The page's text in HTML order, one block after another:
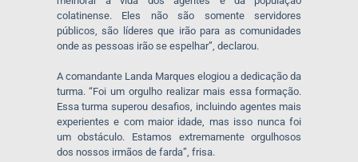
colatinense. Eles não são somente servidores
públicos, são líderes que irão para as comunidades
onde as pessoas irão se espelhar”, declarou.
A comandante Landa Marques elogiou a dedicação da
turma. “Foi um orgulho realizar mais essa formação.
Essa turma superou desafios, incluindo agentes mais
experientes e com maior idade, mas isso nunca foi
um obstáculo. Estamos extremamente orgulhosos
dos nossos irmãos de farda”, frisa.